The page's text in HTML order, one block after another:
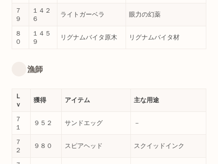
７
９
１４２
６
ライトガーベラ 眼力の幻薬
８
０
１４５
９
リグナムバイタ原木 リグナムバイタ材
漁師
Ｌ
ｖ
獲得 アイテム 主な用途
７
１
９５２ サンドエッグ －
７
２
９８０ スピアヘッド スクイッドインク